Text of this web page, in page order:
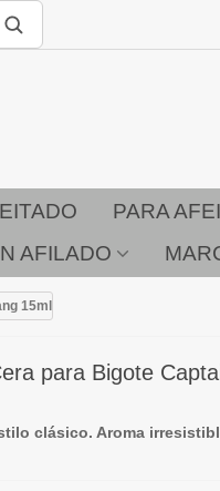
PARA
AFILADO
15ml
para Bigote
clásico. Aroma